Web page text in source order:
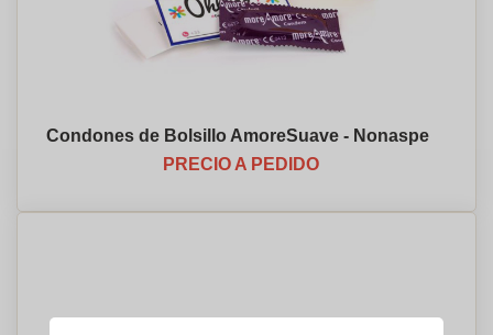
Condones de Bolsillo AmoreSuave - Nonaspe
PRECIO A PEDIDO